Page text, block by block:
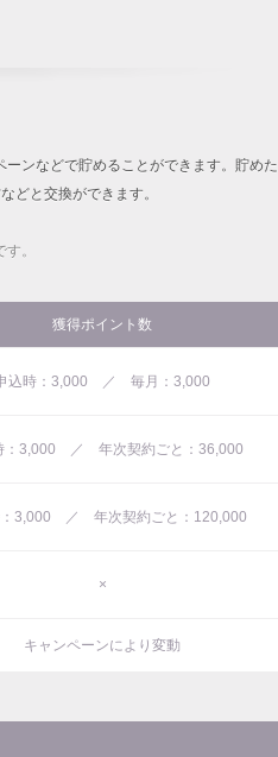
ンなどで貯めることができます。貯めた
どと交換ができます。
。
獲得ポイント数
込時：3,000 ／ 毎月：3,000
：3,000 ／ 年次契約ごと：36,000
：3,000 ／ 年次契約ごと：120,000
×
キャンペーンにより変動